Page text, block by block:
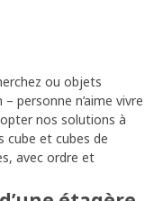
ou objets
personne n’aime vivre
nos solutions à
cube et cubes de
avec ordre et